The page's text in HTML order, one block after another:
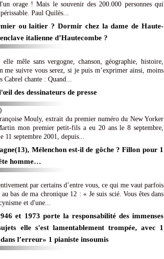
orage ! Mais le souvenir des 200.000 personnes qui
Paul Quilès...
ou laitier ? Dormir chez la dame de Haute-
italienne d’Hautecombe ?
mêle sans vergogne, chanson, géographie, histoire,
suivre vous serez, si je puis m’exprimer ainsi, moins
Cabrel chante : Quand...
des dessinateurs de presse
)
Mouly, extrait du premier numéro du New Yorker
mon premier petit-fils a eu 20 ans le 8 septembre,
11 septembre 2001, depuis...
Mélenchon est-il de gôche ? Fillon pour 1
homme…
par certains d’entre vous, ce qui me vaut parfois
bas de ma chronique 12 : « Je suis scié. Vous êtes dans
et d'une...
et 1973 porte la responsabilité des immenses
elle s'est lamentablement trompée, avec 1
l’erreur» 1 pianiste insoumis